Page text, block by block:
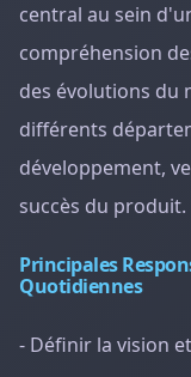
central au sein
compréhension
des évolutions du
différents
développement,
succès du produit.
Principales
Quotidiennes
- Définir la vision